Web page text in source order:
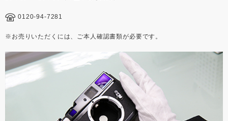
0120-94-7281
※お売りいただくには、ご本人確認書類が必要です。